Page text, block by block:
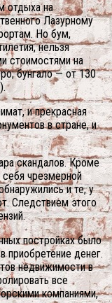
отдыха на
Лазурному
Но бум,
нельзя
стоимостями на
бунгало — от 130
и прекрасная
в стране, и
скандалов. Кроме
чрезмерной
и те, у
Следствием этого
постройках было
приобретение денег.
недвижимости в
все
компаниями,